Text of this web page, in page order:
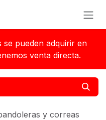
pueden adquirir en
venta directa.
y correas